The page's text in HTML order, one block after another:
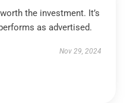
the investment. It’s
as advertised.
Nov 29, 2024